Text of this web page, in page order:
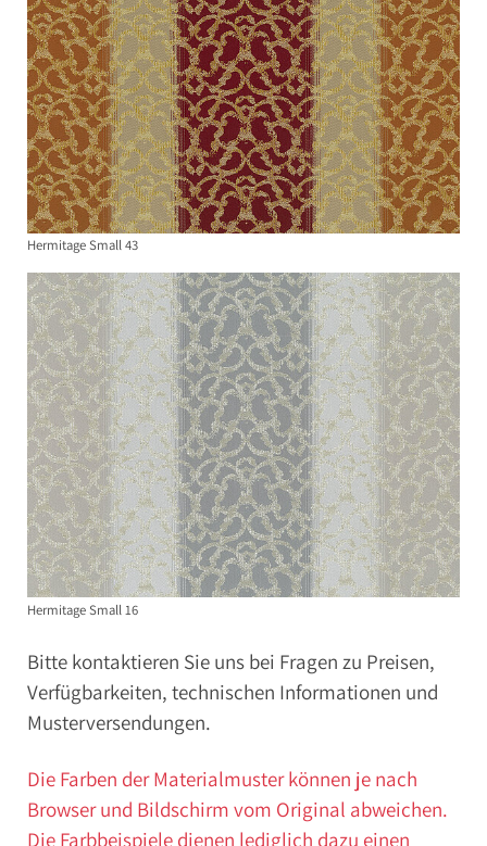
Hermitage Small 43
Hermitage Small 16
Bitte kontaktieren Sie uns bei Fragen zu Preisen,
Verfügbarkeiten, technischen Informationen und
Musterversendungen.
Die Farben der Materialmuster können je nach
Browser und Bildschirm vom Original abweichen.
Die Farbbeispiele dienen lediglich dazu einen